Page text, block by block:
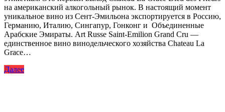
на американский алкогольный рынок. В настоящий момент
уникальное вино из Сент-Эмильона экспортируется в Россию,
Германию, Италию, Сингапур, Гонконг и Объединенные
Арабские Эмираты. Art Russe Saint-Emilion Grand Cru —
единственное вино винодельческого хозяйства Chateau La
Grace…
Далее